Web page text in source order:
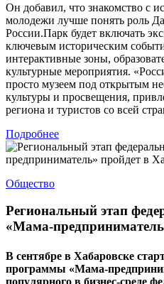
Он добавил, что знакомство с
молодежи лучше понять роль
России.Парк будет включать
ключевым историческим
интерактивные зоны,
культурные мероприятия.
просто музеем под открытым
культуры и просвещения,
региона и туристов со всей
Подробнее
Общество
Региональный этап
«Мама-
В сентябре в Хабаровске
программы «Мама-
популярного в бизнес-среде